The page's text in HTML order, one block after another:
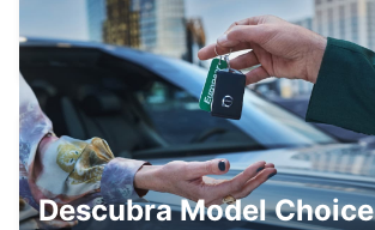
RATINGEN
RATINGEN - GERMANY
DÜSSELDORF DERENDORF
DUESSELDORF - GERMANY
Descubra Model Choice